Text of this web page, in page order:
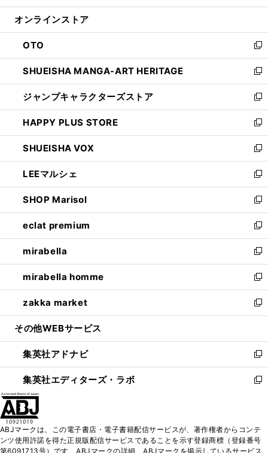
開
ン
ウ
で
開
く
ウ
ン
ド
ウ
で
開
く
オンラインストア
OTO
新
し
い
ウ
ィ
ン
ド
ウ
で
開
く
SHUEISHA MANGA-ART HERITAGE
新
し
い
ウ
ィ
ン
ド
ウ
で
開
く
ジャンプキャラクターズストア
新
し
い
ウ
ィ
ン
ド
ウ
で
開
く
HAPPY PLUS STORE
新
し
い
ウ
ィ
ン
ド
ウ
で
開
く
SHUEISHA VOX
新
し
い
ウ
ィ
ン
ド
ウ
で
開
く
LEEマルシェ
新
し
い
ウ
ィ
ン
ド
ウ
で
開
く
SHOP Marisol
新
し
い
ウ
ィ
ン
ド
ウ
で
開
eclat premium
新
し
い
ウ
ィ
ン
ド
ウ
開
く
mirabella
新
し
い
ウ
ィ
ン
ウ
で
開
く
mirabella homme
新
し
い
ウ
ン
ド
ウ
で
zakka market
新
し
ウ
ィ
ン
ド
く
その他WEBサービス
集英社アドナビ
新
し
い
ド
ウ
集英社エディターズ・ラボ
新
ィ
ン
ABJマークは、この電子書店・電子書籍配信サービスが、著作権者からコンテ
ンツ使用許諾を得た正規版配信サービスであることを示す登録商標（登録番号
第6091713号）です。ABJマークの詳細、ABJマークを掲示しているサービス